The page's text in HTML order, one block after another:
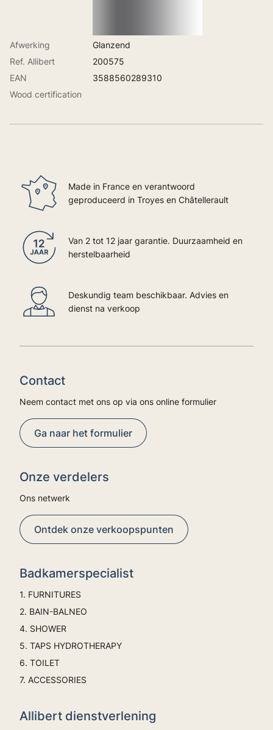
Afwerking
Glanzend
Ref. Allibert
200575
EAN
3588560289310
Wood certification
Made in France en verantwoord
geproduceerd in Troyes en Châtellerault
Van 2 tot 12 jaar garantie. Duurzaamheid en
herstelbaarheid
Deskundig team beschikbaar. Advies en
dienst na verkoop
Contact
Neem contact met ons op via ons online formulier
Ga naar het formulier
Onze verdelers
Ons netwerk
Ontdek onze verkoopspunten
Badkamerspecialist
1. FURNITURES
2. BAIN-BALNEO
4. SHOWER
5. TAPS HYDROTHERAPY
6. TOILET
7. ACCESSORIES
Allibert dienstverlening